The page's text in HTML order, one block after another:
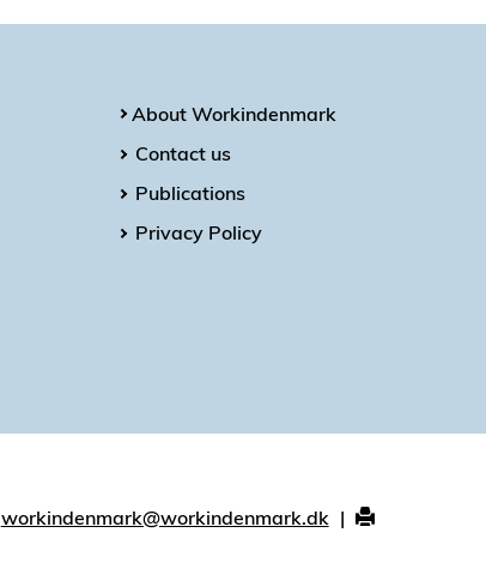
About Workindenmark
Contact us
Publications
Privacy Policy
workindenmark@workindenmark.dk